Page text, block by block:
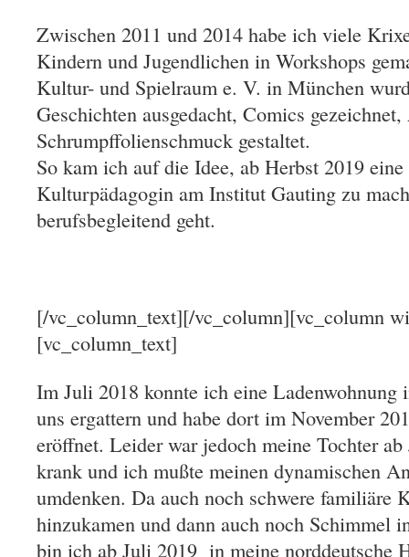
Zwischen 2011 und 2014 habe ich viele
Kindern und Jugendlichen in Workshops
Kultur- und Spielraum e. V. in München
Geschichten ausgedacht, Comics
Schrumpffolienschmuck gestaltet.
So kam ich auf die Idee, ab Herbst 2019
Kulturpädagogin am Institut Gauting zu
berufsbegleitend geht.
[/vc_column_text][/vc_column][vc_column
[vc_column_text]
Im Juli 2018 konnte ich eine
uns ergattern und habe dort im November
eröffnet. Leider war jedoch meine Tochter
krank und ich mußte meinen dynamischen
umdenken. Da auch noch schwere familiäre
hinzukamen und dann auch noch Schimmel
bin ich ab Juli 2019 in meine norddeutsche